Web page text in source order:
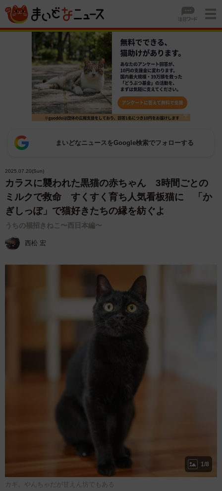
まいどなニュースをGoogle検索でフォローする
2025.07.20(Sun)
カラスに襲われた黒猫の赤ちゃん 3時間ごとの
ミルクで救命 すくすく育ち人気看板猫に 「か
ぎしっぽ」で猫好きたちの縁を紡ぐよ
うちの福招きねこ〜西日本編〜
西松 宏
1/8
カギ。やんちゃだが甘えん坊でもある